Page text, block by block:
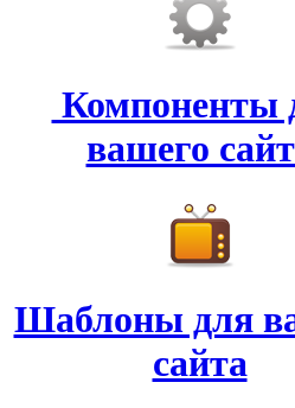
Компоненты
вашего
Шаблоны для
сайта